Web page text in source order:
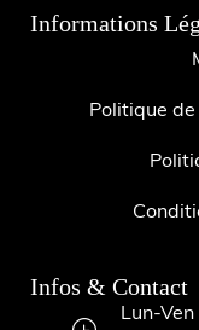
Informations
Politique
Infos & Contact
Lun-